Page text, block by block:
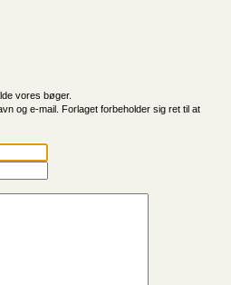
vores bøger.
og e-mail. Forlaget forbeholder sig ret til at